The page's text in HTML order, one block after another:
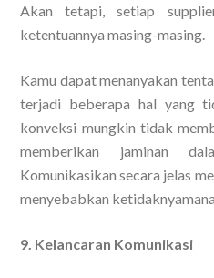
Akan tetapi, setiap
ketentuannya masing-masing.
Kamu dapat menanyakan
terjadi beberapa hal yang
konveksi mungkin tidak
memberikan jaminan
Komunikasikan secara jelas
menyebabkan
9. Kelancaran Komunikasi